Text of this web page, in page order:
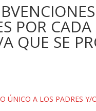
POR
QUE SE
ÚNICO A LOS PADRES